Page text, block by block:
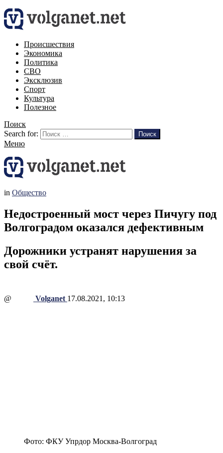
Происшествия
Экономика
Политика
СВО
Эксклюзив
Спорт
Культура
Полезное
Поиск
Search for:
Поиск
Меню
in Общество
Недостроенный мост через Пичугу под
Волгоградом оказался дефективным
Дорожники устранят нарушения за
свой счёт.
@ Volganet 17.08.2021, 10:13
Фото: ФКУ Упрдор Москва-Волгоград